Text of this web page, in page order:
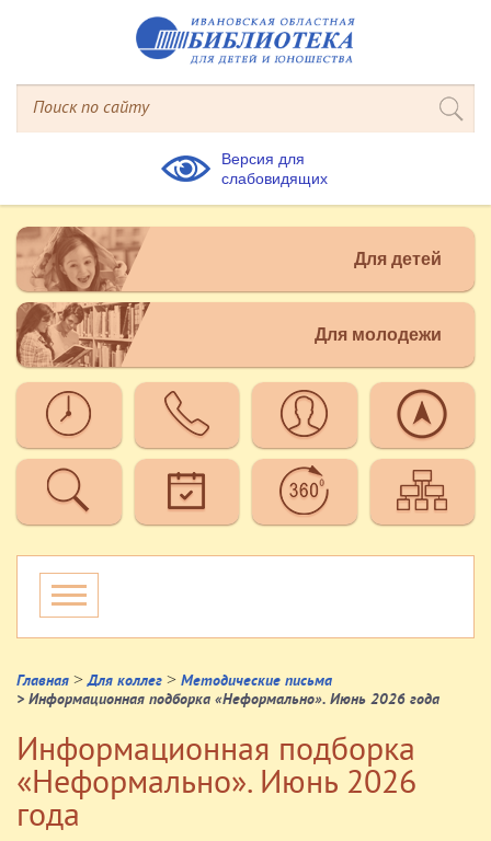
Версия для
слабовидящих
Для детей
Для молодежи
Главная >Для коллег > Методические письма
> Информационная подборка «Неформально». Июнь 2026 года
Информационная подборка
«Неформально». Июнь 2026
года